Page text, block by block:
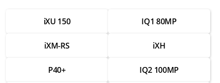
Ремонт разъемов для подключения
аксессуаров
Замена вспышки
iXU 150 IQ1 80MP
iXM-RS iXH
P40+ IQ2 100MP